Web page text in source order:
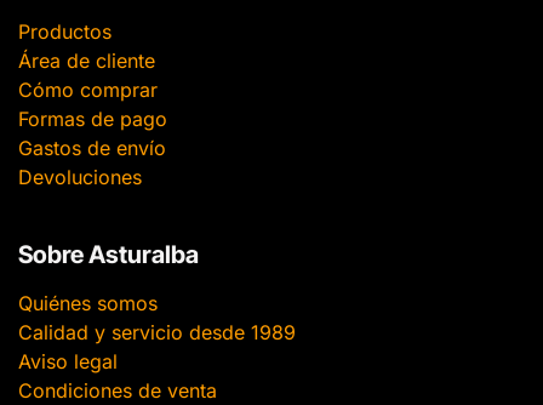
Productos
Área de cliente
Cómo comprar
Formas de pago
Gastos de envío
Devoluciones
Sobre Asturalba
Quiénes somos
Calidad y servicio desde 1989
Aviso legal
Condiciones de venta